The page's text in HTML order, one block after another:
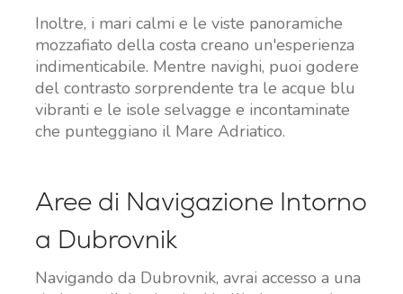
Inoltre, i mari calmi e le viste panoramiche
mozzafiato della costa creano un'esperienza
indimenticabile. Mentre navighi, puoi godere
del contrasto sorprendente tra le acque blu
vibranti e le isole selvagge e incontaminate
che punteggiano il Mare Adriatico.
Aree di Navigazione Intorno
a Dubrovnik
Navigando da Dubrovnik, avrai accesso a una